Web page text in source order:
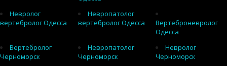
Невролог
вертебролог Одесса
Невропатолог
вертебролог Одесса
Вертеброневролог
Одесса
Вертебролог
Черноморск
Невропатолог
Черноморск
Невролог
Черноморск